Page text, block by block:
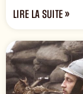
LIRE LA SUITE »